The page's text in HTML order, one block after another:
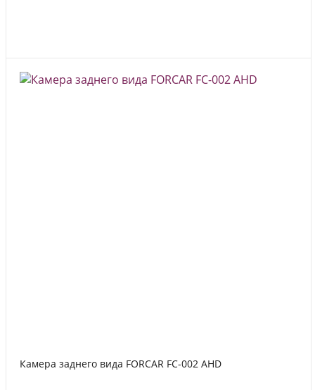
Камера заднего вида FORCAR FC-002 AHD